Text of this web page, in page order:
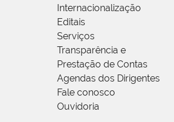
Internacionalização
Editais
Serviços
Transparência e
Prestação de Contas
Agendas dos Dirigentes
Fale conosco
Ouvidoria